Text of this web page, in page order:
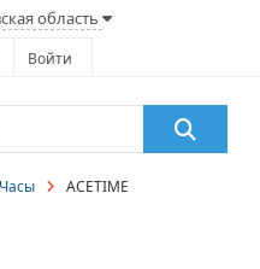
область
Войти
Часы ACETIME